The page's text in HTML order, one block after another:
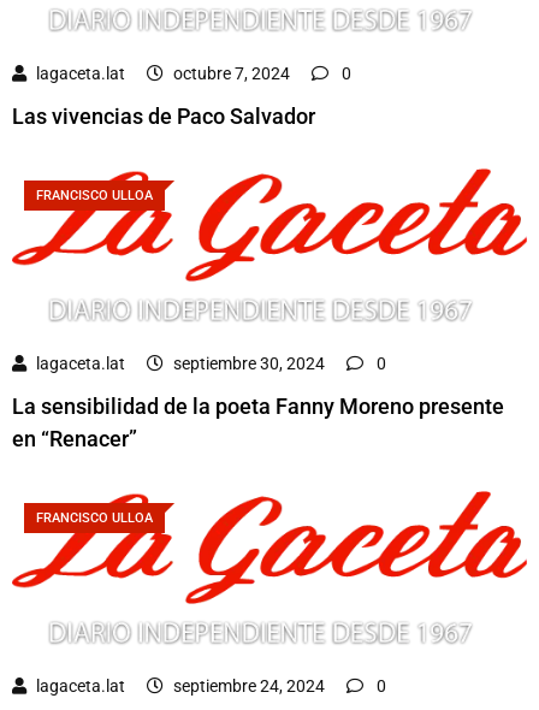
lagaceta.lat octubre 7, 2024 0
Las vivencias de Paco Salvador
FRANCISCO ULLOA
lagaceta.lat septiembre 30, 2024 0
La sensibilidad de la poeta Fanny Moreno presente
en “Renacer”
FRANCISCO ULLOA
lagaceta.lat septiembre 24, 2024 0